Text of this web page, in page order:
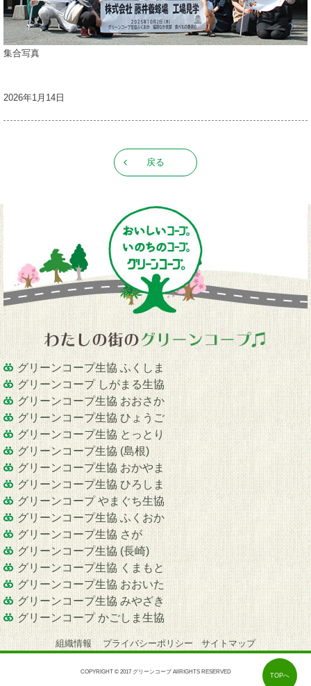
集合写真
2026年1月14日
戻る
グリーンコープ生協 ふくしま
グリーンコープ しがまる生協
グリーンコープ生協 おおさか
グリーンコープ生協 ひょうご
グリーンコープ生協 とっとり
グリーンコープ生協 (島根)
グリーンコープ生協 おかやま
グリーンコープ生協 ひろしま
グリーンコープ やまぐち生協
グリーンコープ生協 ふくおか
グリーンコープ生協 さが
グリーンコープ生協 (長崎)
グリーンコープ生協 くまもと
グリーンコープ生協 おおいた
グリーンコープ生協 みやざき
グリーンコープ かごしま生協
組織情報 プライバシーポリシー サイトマップ
COPYRIGHT © 2017 グリーンコープ AllRIGHTS RESERVED
TOPへ